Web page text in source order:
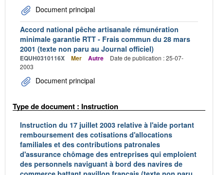
Document principal
Accord national pêche artisanale rémunération
minimale garantie RTT - Frais commun du 28 mars
2001 (texte non paru au Journal officiel)
EQUH0310116X Mer Autre
Date de publication : 25-07-
2003
Document principal
Type de document : Instruction
Instruction du 17 juillet 2003 relative à l'aide portant
remboursement des cotisations d'allocations
familiales et des contributions patronales
d'assurance chômage des entreprises qui emploient
des personnels naviguant à bord des navires de